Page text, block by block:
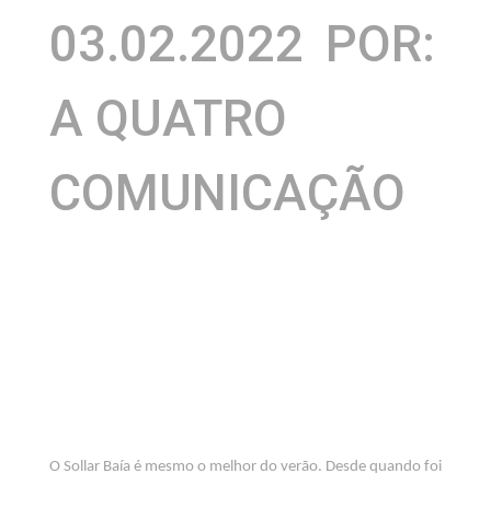
03.02.2022 POR:
A QUATRO
COMUNICAÇÃO
O Sollar Baía é mesmo o melhor do verão. Desde quando foi